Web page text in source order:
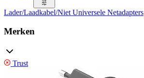
Lader/Laadkabel/Niet Universele Netadapters
Merken
Trust